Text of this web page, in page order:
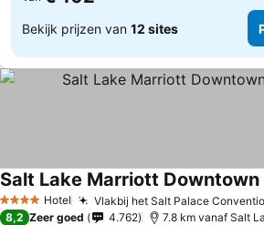
Bekijk prijzen van 12 sites
4 SterrenHotel Vlakbij het Salt Palace
Salt Lake Marriott
8,2 Zeer goed 4.762 7.8 km vanaf Salt